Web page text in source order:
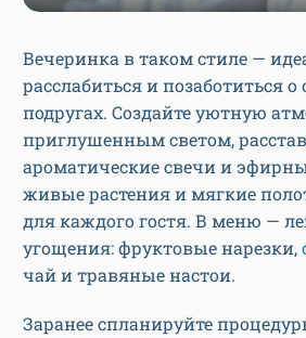
Вечеринка в таком стиле —
расслабиться и позаботиться
подругах. Создайте уютную
приглушенным светом,
ароматические свечи и
живые растения и мягкие
для каждого гостя. В меню —
угощения: фруктовые нарезки,
чай и травяные настои.
Заранее спланируйте